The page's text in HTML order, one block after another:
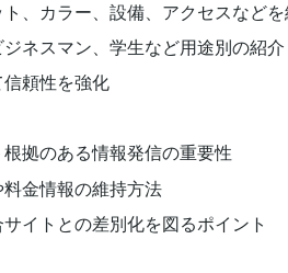
、カラー、設備、アクセスなどを
ネスマン、学生など用途別の紹介
頼性を強化
拠のある情報発信の重要性
金情報の維持方法
イトとの差別化を図るポイント